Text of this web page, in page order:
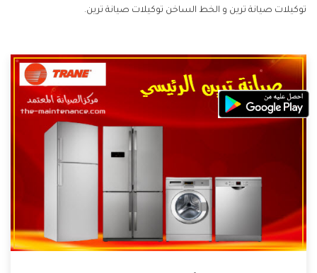
توكيلات صيانة ترين و الخط الساخن توكيلات صيانة ترين.